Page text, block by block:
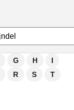
G H
I
R S
T